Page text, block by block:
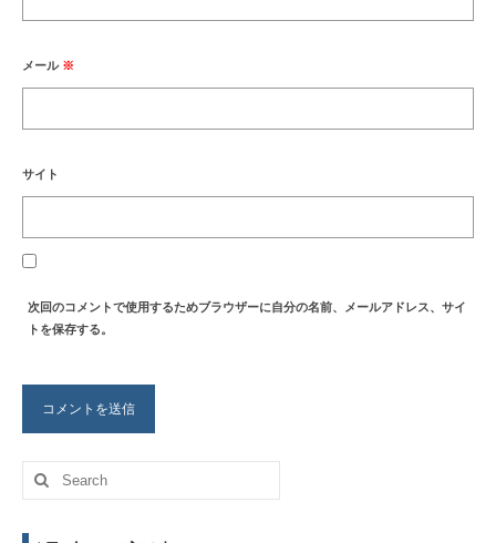
メール ※
サイト
次回のコメントで使用するためブラウザーに自分の名前、メールアドレス、サイ
トを保存する。
Search
for: